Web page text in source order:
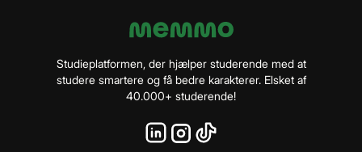
Studieplatformen, der hjælper studerende med at
studere smartere og få bedre karakterer. Elsket af
40.000+ studerende!